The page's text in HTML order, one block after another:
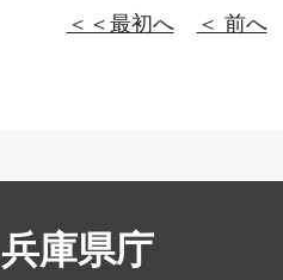
＜＜最初へ ＜ 前へ
兵庫県庁